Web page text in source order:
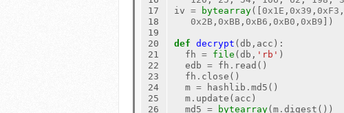
17
18
19
20
21
22
23
24
25
26
iv = bytearray([ 0x1E , 0x39 , 0xF3 ,
0x2B , 0xBB , 0xB6 , 0xB0 , 0xB9 ])
def decrypt (db,acc):
  fh
= file (db, 'rb' )
  edb
= fh . read()
  fh
. close()
  m
= hashlib .md5()
  m
. update(acc)
  md5
= bytearray(m .digest())